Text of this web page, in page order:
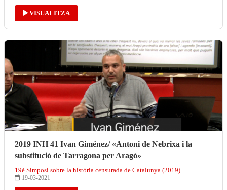
VISUALITZA
2019 INH 41 Ivan Giménez/ «Antoni de Nebrixa i la
substitució de Tarragona per Aragó»
19è Simposi sobre la història censurada de Catalunya (2019)
19-03-2021